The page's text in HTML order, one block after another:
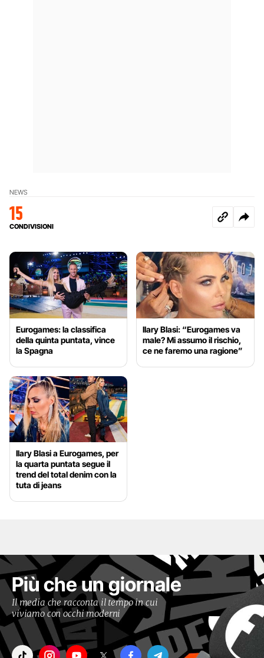
NEWS
15
CONDIVISIONI
Eurogames: la classifica
della quinta puntata, vince
la Spagna
Ilary Blasi: “Eurogames va
male? Mi assumo il rischio,
ce ne faremo una ragione”
Ilary Blasi a Eurogames, per
la quarta puntata segue il
trend del total denim con la
tuta di jeans
Più che un giornale
Il media che racconta il tempo in cui
viviamo con occhi moderni